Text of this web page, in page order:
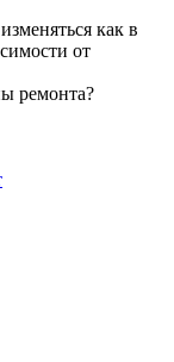
как в
от
ремонта?